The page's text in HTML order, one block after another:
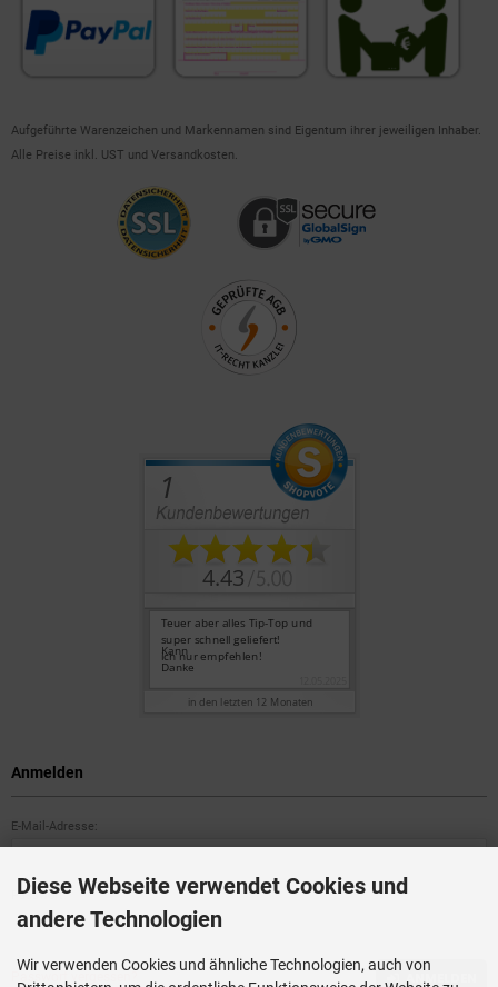
Aufgeführte Warenzeichen und Markennamen sind Eigentum ihrer jeweiligen Inhaber.
Alle Preise inkl. UST und Versandkosten.
Anmelden
E-Mail-Adresse:
Passwort:
ANMELDEN
Diese Webseite verwendet Cookies und
andere Technologien
Wir verwenden Cookies und ähnliche Technologien, auch von